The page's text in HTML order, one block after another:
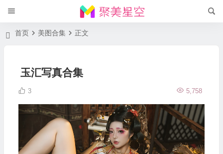
首页 美图合集 正文
玉汇写真合集
5,758
3